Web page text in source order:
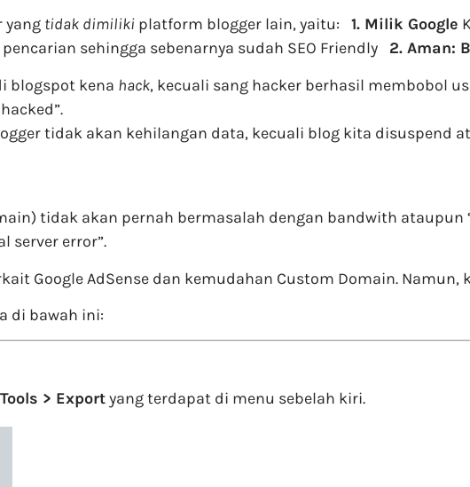
yang tidak dimiliki platform blogger lain, yaitu: 1. Milik Google
sehingga sebenarnya sudah SEO Friendly
2. Aman:
blogspot kena hack, kecuali sang hacker berhasil membobol
tidak akan kehilangan data, kecuali blog kita disuspend
tidak akan pernah bermasalah dengan bandwith ataupun
server error”.
Google AdSense dan kemudahan Custom Domain.
di bawah ini:
Tools > Exportyang terdapat di menu sebelah kiri.